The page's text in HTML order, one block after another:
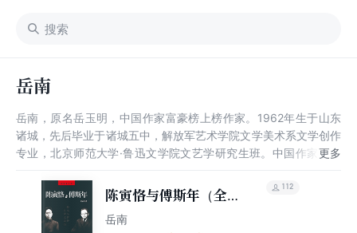
岳南
岳南，原名岳玉明，中国作家富豪榜上榜作家。1962年生于山东
诸城，先后毕业于诸城五中，解放军艺术学院文学美术系文学创作
专业，北京师范大学·鲁迅文学院文艺学研究生班。中国作家协会
陈寅恪与傅斯年（全新
修订版）
岳南
112